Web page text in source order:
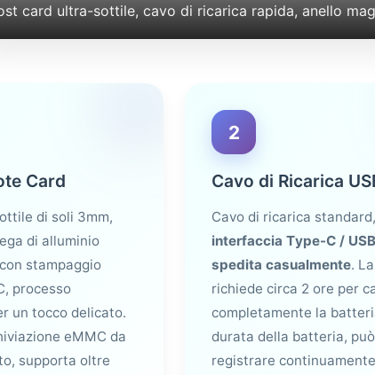
card ultra-sottile, cavo di ricarica rapida, anello
Card
di soli 3mm,
di alluminio
stampaggio
processo
un tocco delicato.
eMMC da
supporta oltre
2
Cavo di Ricarica
Cavo di ricarica standard,
interfaccia Type-C /
spedita casualmente.
richiede circa 2 ore per
completamente la
durata della batteria, può
registrare